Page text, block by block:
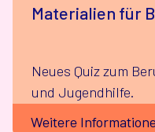
Materialien für
Neues Quiz zum
und Jugendhilfe.
Weitere